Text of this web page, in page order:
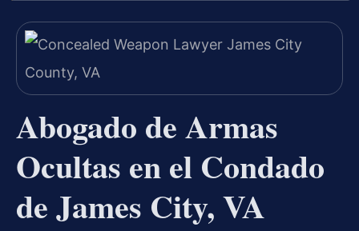
Abogado de Armas
Ocultas en el Condado
de James City, VA